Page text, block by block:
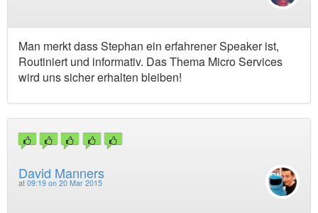
Man merkt dass Stephan ein erfahrener Speaker ist,
Routiniert und informativ. Das Thema Micro Services
wird uns sicher erhalten bleiben!
David Manners
at 09:19 on 20 Mar 2015